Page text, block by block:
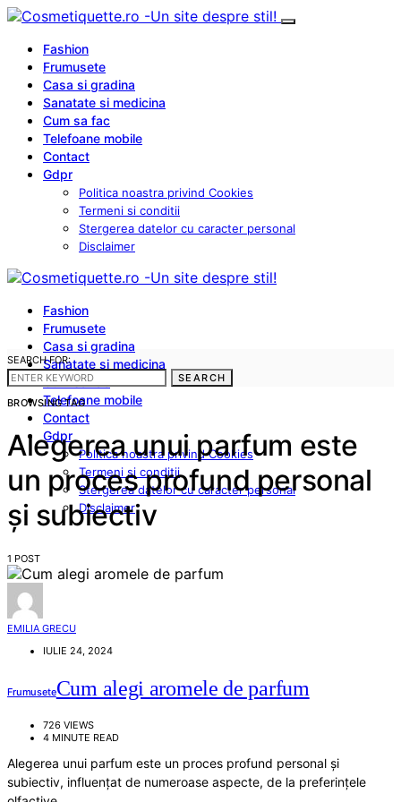
Fashion
Frumusete
Casa si gradina
Sanatate si medicina
Cum sa fac
Telefoane mobile
Contact
Gdpr
Politica noastra privind Cookies
Termeni si conditii
Stergerea datelor cu caracter personal
Disclaimer
Fashion
Frumusete
Casa si gradina
Sanatate si medicina
Cum sa fac
Telefoane mobile
Contact
Gdpr
Politica noastra privind Cookies
Termeni si conditii
Stergerea datelor cu caracter personal
Disclaimer
SEARCH FOR:
SEARCH
BROWSING TAG
Alegerea unui parfum este
un proces profund personal
și subiectiv
1 POST
EMILIA GRECU
IULIE 24, 2024
FrumuseteCum alegi aromele de parfum
726 VIEWS
4 MINUTE READ
Alegerea unui parfum este un proces profund personal și
subiectiv, influențat de numeroase aspecte, de la preferințele